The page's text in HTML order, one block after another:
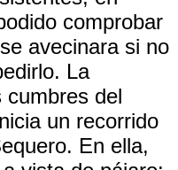
comprobar
avecinara si no
La
cumbres del
un recorrido
En ella,